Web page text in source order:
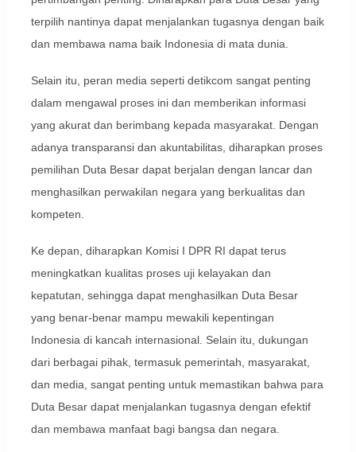
terpilih nantinya dapat menjalankan tugasnya dengan baik
dan membawa nama baik Indonesia di mata dunia.
Selain itu, peran media seperti detikcom sangat penting
dalam mengawal proses ini dan memberikan informasi
yang akurat dan berimbang kepada masyarakat. Dengan
adanya transparansi dan akuntabilitas, diharapkan proses
pemilihan Duta Besar dapat berjalan dengan lancar dan
menghasilkan perwakilan negara yang berkualitas dan
kompeten.
Ke depan, diharapkan Komisi I DPR RI dapat terus
meningkatkan kualitas proses uji kelayakan dan
kepatutan, sehingga dapat menghasilkan Duta Besar
yang benar-benar mampu mewakili kepentingan
Indonesia di kancah internasional. Selain itu, dukungan
dari berbagai pihak, termasuk pemerintah, masyarakat,
dan media, sangat penting untuk memastikan bahwa para
Duta Besar dapat menjalankan tugasnya dengan efektif
dan membawa manfaat bagi bangsa dan negara.